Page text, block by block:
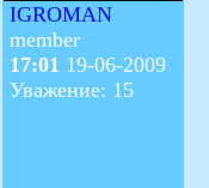
IGROMAN
member
17:01 19-06-2009
Уважение: 15